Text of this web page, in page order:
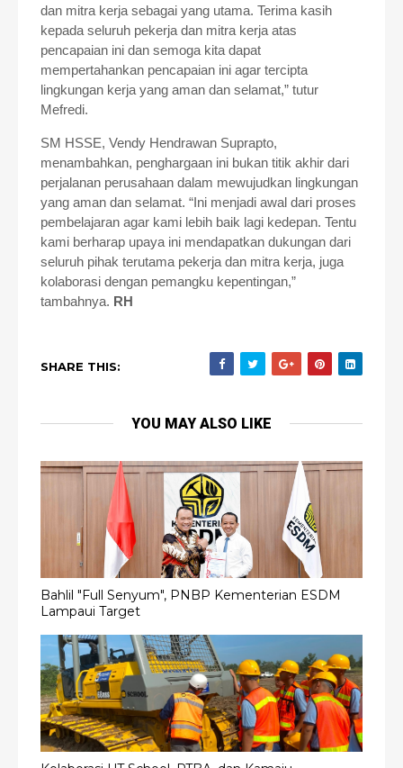
dan mitra kerja sebagai yang utama. Terima kasih
kepada seluruh pekerja dan mitra kerja atas
pencapaian ini dan semoga kita dapat
mempertahankan pencapaian ini agar tercipta
lingkungan kerja yang aman dan selamat,” tutur
Mefredi.
SM HSSE, Vendy Hendrawan Suprapto,
menambahkan, penghargaan ini bukan titik akhir dari
perjalanan perusahaan dalam mewujudkan lingkungan
yang aman dan selamat. “Ini menjadi awal dari proses
pembelajaran agar kami lebih baik lagi kedepan. Tentu
kami berharap upaya ini mendapatkan dukungan dari
seluruh pihak terutama pekerja dan mitra kerja, juga
kolaborasi dengan pemangku kepentingan,”
tambahnya. RH
SHARE THIS:
YOU MAY ALSO LIKE
Bahlil "Full Senyum", PNBP Kementerian ESDM
Lampaui Target